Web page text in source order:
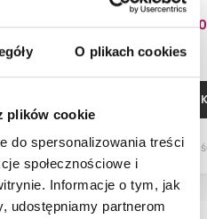
O plikach cookies
plików cookie
do spersonalizowania treści
społecznościowe i
Informacje o tym, jak
udostępniamy partnerom
1
DODAJ DO